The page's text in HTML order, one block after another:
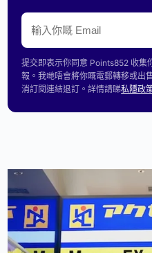
提交即表示你同意 Points852 收集
報。我哋唔會將你嘅電郵轉移或出
消訂閱連結退訂。詳情請睇私隱政